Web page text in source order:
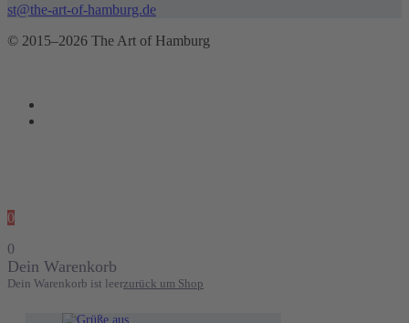
st@the-art-of-hamburg.de
© 2015–2026 The Art of Hamburg
0
0
Dein Warenkorb
Dein Warenkorb ist leerzurück um Shop